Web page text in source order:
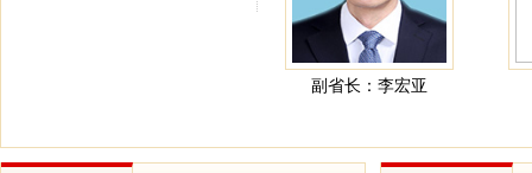
副省长：李宏亚